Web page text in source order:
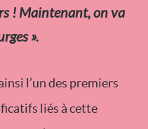
! Maintenant, on va
».
l’un des premiers
liés à cette